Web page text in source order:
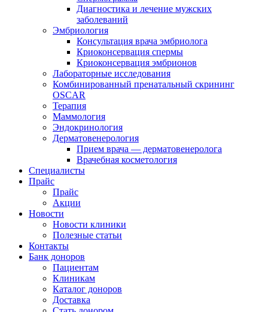
Диагностика и лечение мужских
заболеваний
Эмбриология
Консультация врача эмбриолога
Криоконсервация спермы
Криоконсервация эмбрионов
Лабораторные исследования
Комбинированный пренатальный скрининг
OSCAR
Терапия
Маммология
Эндокринология
Дерматовенерология
Прием врача — дерматовенеролога
Врачебная косметология
Специалисты
Прайс
Прайс
Акции
Новости
Новости клиники
Полезные статьи
Контакты
Банк доноров
Пациентам
Клиникам
Каталог доноров
Доставка